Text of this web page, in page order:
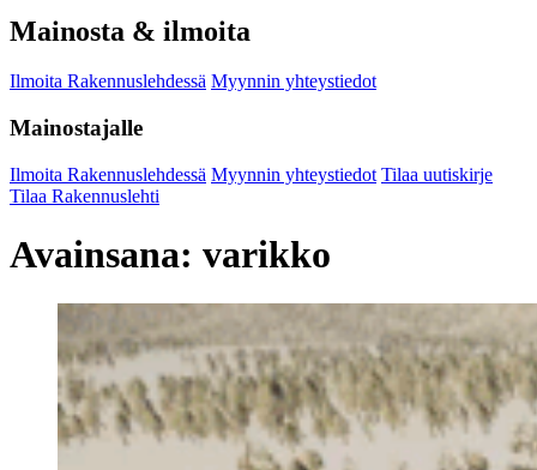
Mainosta & ilmoita
Ilmoita Rakennuslehdessä Myynnin yhteystiedot
Mainostajalle
Ilmoita Rakennuslehdessä Myynnin yhteystiedot Tilaa uutiskirje
Tilaa Rakennuslehti
Avainsana: varikko